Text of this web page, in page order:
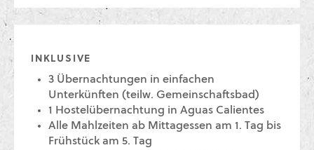
INKLUSIVE
3 Übernachtungen in einfachen
Unterkünften (teilw. Gemeinschaftsbad)
1 Hostelübernachtung in Aguas Calientes
Alle Mahlzeiten ab Mittagessen am 1. Tag bis
Frühstück am 5. Tag